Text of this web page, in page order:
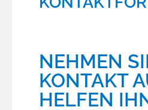
Hilfsmittel
Produktwelten
Über uns
NEHMEN
KONTAKT
HELFEN